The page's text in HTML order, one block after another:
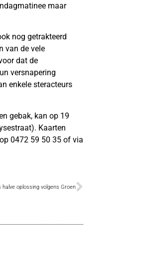
maar
nog getrakteerd
van de vele
dat de
versnapering
enkele steracteurs
gebak, kan op 19
Kaarten
0472 59 50 35 of via
halve oplossing volgens Groen